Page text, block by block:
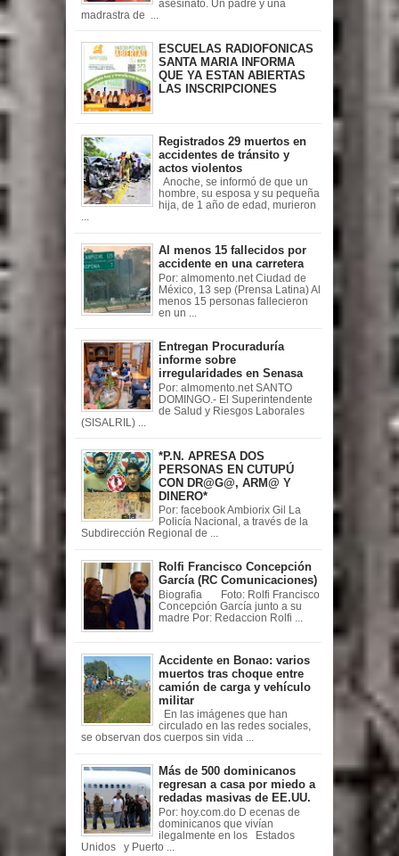
asesinato. Un padre y una
madrastra de ...
ESCUELAS RADIOFONICAS
SANTA MARIA INFORMA
QUE YA ESTAN ABIERTAS
LAS INSCRIPCIONES
Registrados 29 muertos en
accidentes de tránsito y
actos violentos
Anoche, se informó de que un
hombre, su esposa y su pequeña
hija, de 1 año de edad, murieron
Al menos 15 fallecidos por
accidente en una carretera
Por: almomento.net Ciudad de
México, 13 sep (Prensa Latina) Al
menos 15 personas fallecieron
en un ...
Entregan Procuraduría
informe sobre
irregularidades en Senasa
Por: almomento.net SANTO
DOMINGO.- El Superintendente
de Salud y Riesgos Laborales
(SISALRIL) ...
*P.N. APRESA DOS
PERSONAS EN CUTUPÚ
CON DR@G@, ARM@ Y
DINERO*
Por: facebook Ambiorix Gil La
Policía Nacional, a través de la
Subdirección Regional de ...
Rolfi Francisco Concepción
García (RC Comunicaciones)
Biografia Foto: Rolfi Francisco
Concepción García junto a su
madre Por: Redaccion Rolfi ...
Accidente en Bonao: varios
muertos tras choque entre
camión de carga y vehículo
militar
En las imágenes que han
circulado en las redes sociales,
se observan dos cuerpos sin vida ...
Más de 500 dominicanos
regresan a casa por miedo a
redadas masivas de EE.UU.
Por: hoy.com.do D ecenas de
dominicanos que vivían
ilegalmente en los Estados
Unidos y Puerto ...